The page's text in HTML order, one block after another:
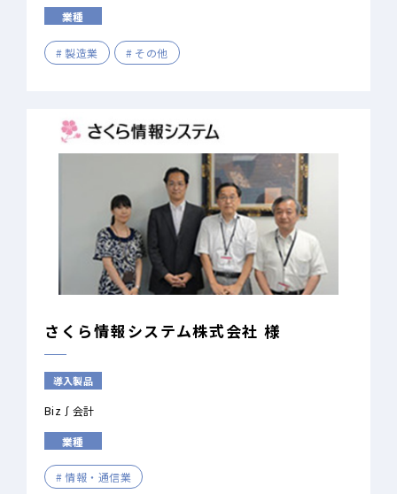
業種
製造業 その他
さくら情報システム株式会社 様
導入製品
Biz∫会計
業種
情報・通信業